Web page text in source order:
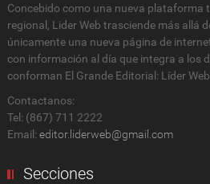
Concebido como una nueva plataforma
regional, Lider Web trasciende más allá
únicamente una nueva página de
con información al día que integra a los
conforman El Grande Editorial: Líder
Contactanos:
Tel: (867) 711 2222
Email: editor.liderweb@gmail.com
Secciones